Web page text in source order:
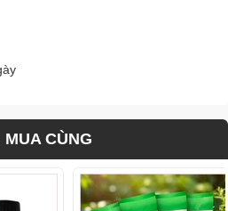
CÙNG